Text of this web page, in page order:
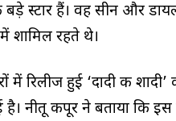
बड़े स्टार हैं। वह सीन और
शामिल रहते थे।
में रिलीज हुई ‘दादी की
है। नीतू कपूर ने बताया